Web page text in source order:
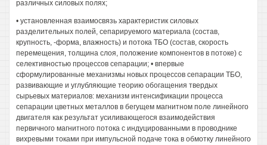
различных силовых полях;
• установленная взаимосвязь характеристик силовых
разделительных полей, сепарируемого материала (состав,
крупность, -форма, влажность) и потока ТБО (состав, скорость
перемещения, толщина слоя, положение компонентов в потоке) с
селективностью процессов сепарации; • впервые
сформулированные механизмы новых процессов сепарации ТБО,
развивающие и углубляющие теорию обогащения твердых
сырьевых материалов: механизм интенсификации процесса
сепарации цветных металлов в бегущем магнитном поле линейного
двигателя как результат усиливающегося взаимодействия
первичного магнитного потока с индуцированными в проводнике
вихревыми токами при импульсной подаче тока в обмотку линейного